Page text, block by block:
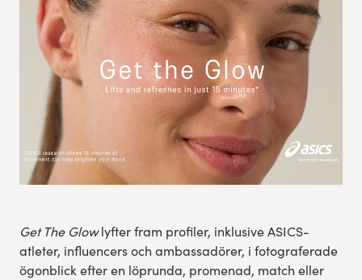
Get The Glowlyfter fram profiler, inklusive ASICS-
atleter, influencers och ambassadörer, i fotograferade
ögonblick efter en löprunda, promenad, match eller